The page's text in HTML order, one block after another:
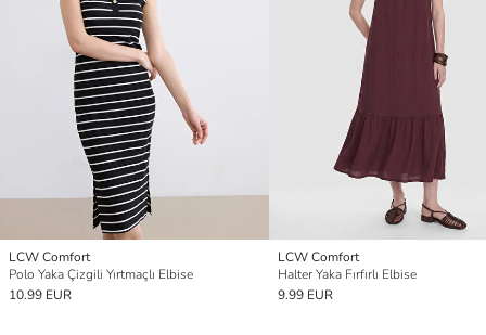
LCW Comfort
Polo Yaka Çizgili Yırtmaçlı Elbise
10.99 EUR
LCW Comfort
Halter Yaka Fırfırlı Elbise
9.99 EUR